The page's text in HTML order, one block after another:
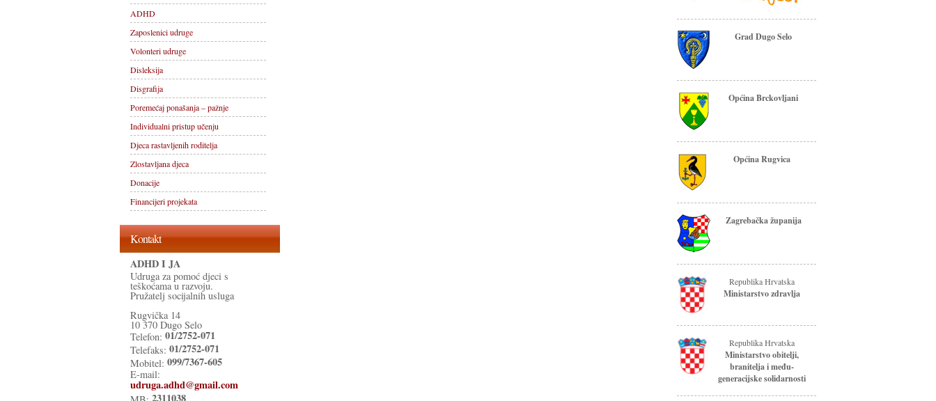
ADHD
Zaposlenici udruge
Volonteri udruge
Disleksija
Disgrafija
Poremećaj ponašanja – pažnje
Individualni pristup učenju
Djeca rastavljenih roditelja
Zlostavljana djeca
Donacije
Financijeri projekata
Kontakt
ADHD I JA
Udruga za pomoć djeci s
teškoćama u razvoju.
Pružatelj socijalnih usluga
Rugvička 14
10 370 Dugo Selo
Telefon: 01/2752-071
Telefaks: 01/2752-071
Mobitel: 099/7367-605
E-mail:
udruga.adhd@gmail.com
MB: 2311038
Grad Dugo Selo
Općina Brckovljani
Općina Rugvica
Zagrebačka županija
Republika Hrvatska
Ministarstvo zdravlja
Republika Hrvatska
Ministarstvo obitelji,
branitelja i među-
generacijske solidarnosti